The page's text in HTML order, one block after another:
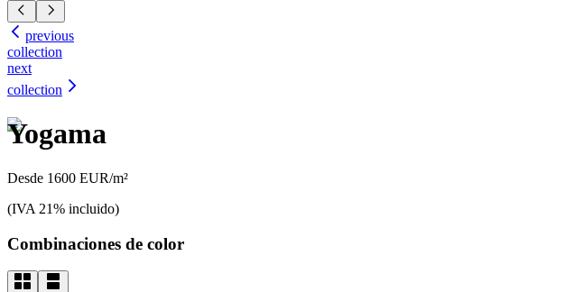
previous
collection
next
collection
Yogama
Desde 1600 EUR/m²
(IVA 21% incluido)
Combinaciones de color